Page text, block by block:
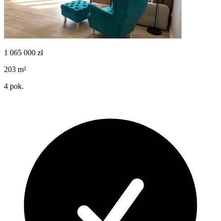
1 065 000 zł
203 m²
4 pok.